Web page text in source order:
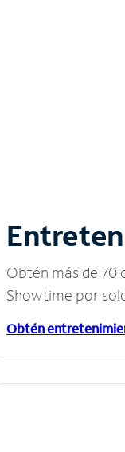
Obtén más de 70
Showtime por
Obtén